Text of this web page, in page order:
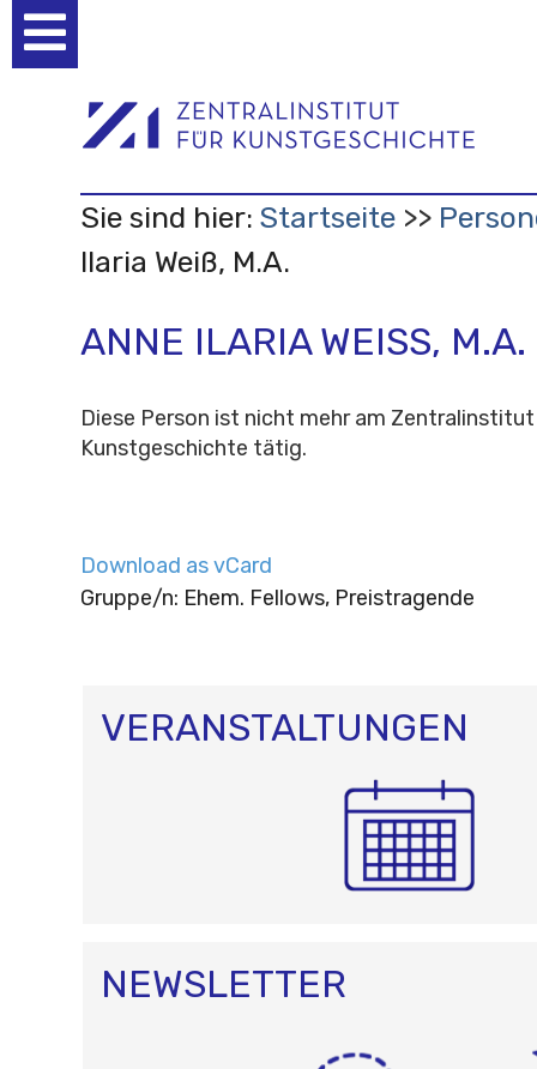
Werkzeuge
Sie sind hier: Startseite
Ilaria Weiß, M.A.
ANNE ILARIA WEISS, M.A.
Diese Person ist nicht mehr am
Kunstgeschichte tätig.
Download as vCard
Gruppe/n: Ehem. Fellows, Preistragende
VERANSTALTUNGEN
NEWSLETTER